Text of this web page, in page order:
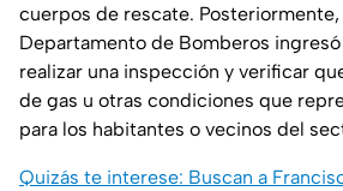
cuerpos de rescate.
Departamento de Bomberos
realizar una inspección y verificar
de gas u otras condiciones que
para los habitantes o vecinos del
Quizás te interese: Buscan a